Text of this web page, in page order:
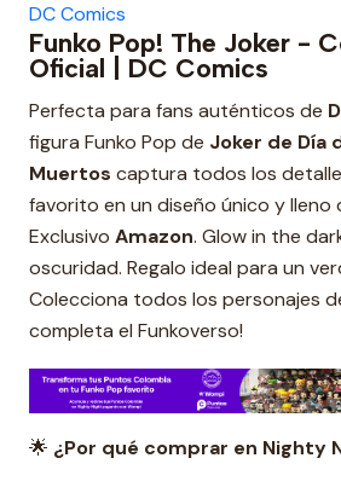
DC Comics
Funko Pop! The Joker -
Oficial | DC Comics
Perfecta para fans auténticos de
figura Funko Pop de Joker de Día
Muertos captura todos los
favorito en un diseño único y lleno
Exclusivo Amazon. Glow in the
oscuridad. Regalo ideal para un
Colecciona todos los personajes
completa el Funkoverso!
🌟 ¿Por qué comprar en Nighty